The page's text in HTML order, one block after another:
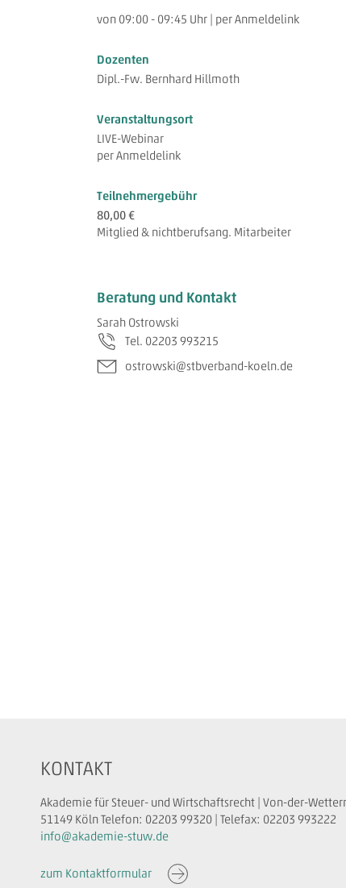
von 09:00 - 09:45 Uhr | per Anmeldelink
Dozenten
Dipl.-Fw. Bernhard Hillmoth
Veranstaltungsort
LIVE-Webinar
per Anmeldelink
Teilnehmergebühr
80,00 €
Mitglied & nichtberufsang. Mitarbeiter
Beratung und Kontakt
Sarah Ostrowski
Tel. 02203 993215
ostrowski@stbverband-koeln.de
KONTAKT
Akademie für Steuer- und Wirtschaftsrecht | Von-der-
51149 Köln Telefon: 02203 99320 | Telefax: 02203 993222
info@akademie-stuw.de
zum Kontaktformular